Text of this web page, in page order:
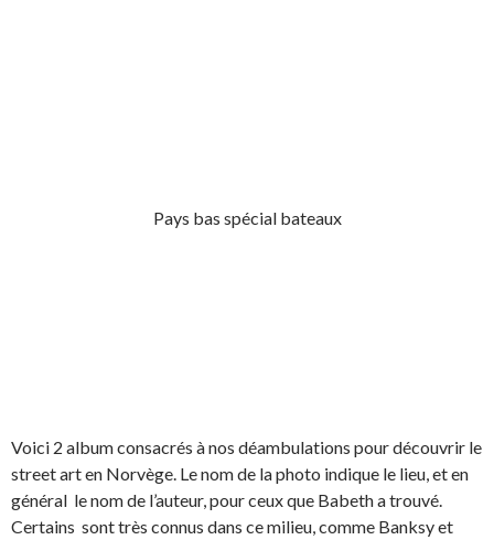
Pays bas spécial bateaux
Voici 2 album consacrés à nos déambulations pour découvrir le
street art en Norvège. Le nom de la photo indique le lieu, et en
général le nom de l’auteur, pour ceux que Babeth a trouvé.
Certains sont très connus dans ce milieu, comme Banksy et